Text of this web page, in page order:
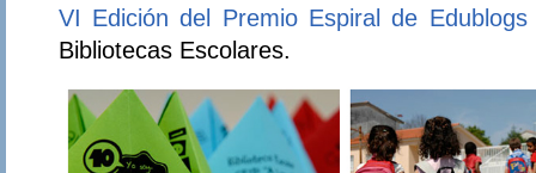
VI Edición del Premio Espiral de Edublogs
Bibliotecas Escolares.